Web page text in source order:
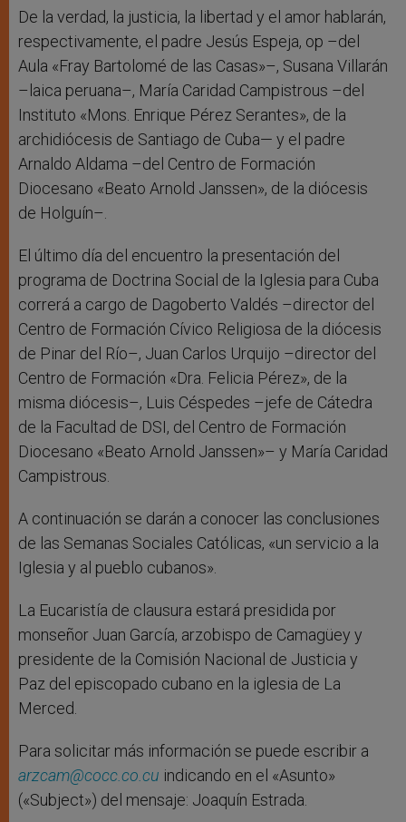
De la verdad, la justicia, la libertad y el amor hablarán,
respectivamente, el padre Jesús Espeja, op –del
Aula «Fray Bartolomé de las Casas»–, Susana Villarán
–laica peruana–, María Caridad Campistrous –del
Instituto «Mons. Enrique Pérez Serantes», de la
archidiócesis de Santiago de Cuba— y el padre
Arnaldo Aldama –del Centro de Formación
Diocesano «Beato Arnold Janssen», de la diócesis
de Holguín–.
El último día del encuentro la presentación del
programa de Doctrina Social de la Iglesia para Cuba
correrá a cargo de Dagoberto Valdés –director del
Centro de Formación Cívico Religiosa de la diócesis
de Pinar del Río–, Juan Carlos Urquijo –director del
Centro de Formación «Dra. Felicia Pérez», de la
misma diócesis–, Luis Céspedes –jefe de Cátedra
de la Facultad de DSI, del Centro de Formación
Diocesano «Beato Arnold Janssen»– y María Caridad
Campistrous.
A continuación se darán a conocer las conclusiones
de las Semanas Sociales Católicas, «un servicio a la
Iglesia y al pueblo cubanos».
La Eucaristía de clausura estará presidida por
monseñor Juan García, arzobispo de Camagüey y
presidente de la Comisión Nacional de Justicia y
Paz del episcopado cubano en la iglesia de La
Merced.
Para solicitar más información se puede escribir a
arzcam@cocc.co.cu indicando en el «Asunto»
(«Subject») del mensaje: Joaquín Estrada.